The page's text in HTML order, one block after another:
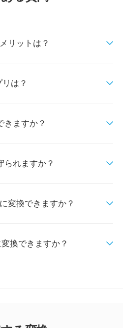
リットは？
は？
きますか？
られますか？
変換できますか？
換できますか？